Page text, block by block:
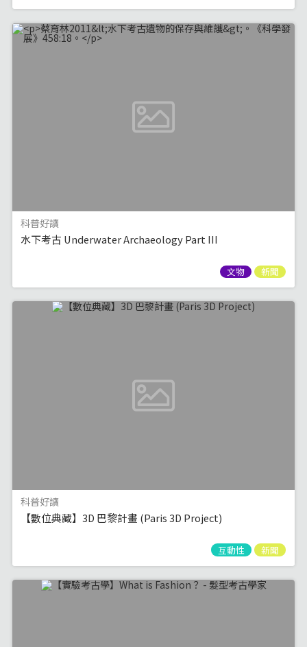
科普好讀
水下考古 Underwater Archaeology Part III
文物 新聞
科普好讀
【數位典藏】3D 巴黎計畫 (Paris 3D Project)
互動性 新聞